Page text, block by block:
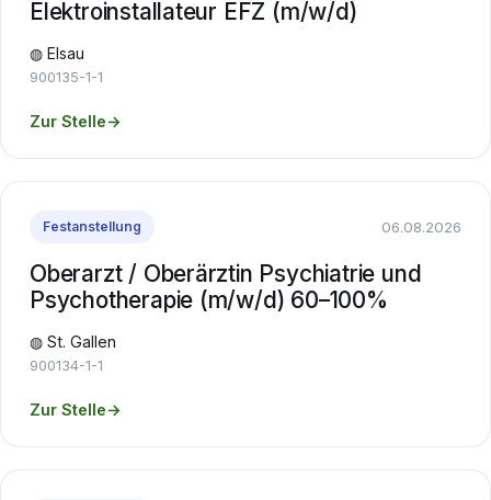
Elektroinstallateur EFZ (m/w/d)
◍ Elsau
900135-1-1
Zur Stelle→
Festanstellung 06.08.2026
Oberarzt / Oberärztin Psychiatrie und
Psychotherapie (m/w/d) 60–100%
◍ St. Gallen
900134-1-1
Zur Stelle→